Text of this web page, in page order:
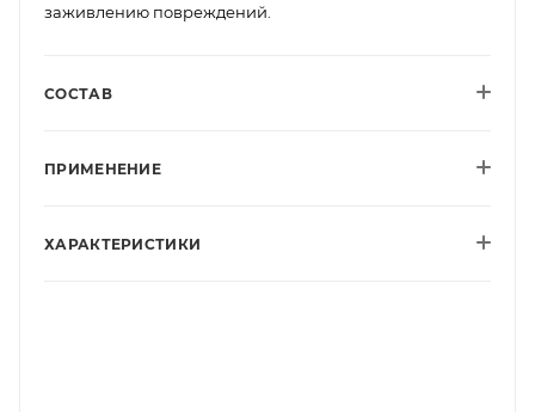
заживлению повреждений.
СОСТАВ
ПРИМЕНЕНИЕ
ХАРАКТЕРИСТИКИ